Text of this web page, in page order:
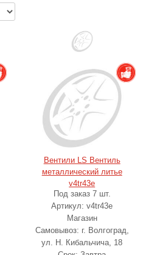
Вентили LS Вентиль
металлический литье
v4tr43e
Под заказ 7 шт.
Артикул: v4tr43e
Магазин
Самовывоз: г. Волгоград,
ул. Н. Кибальчича, 18